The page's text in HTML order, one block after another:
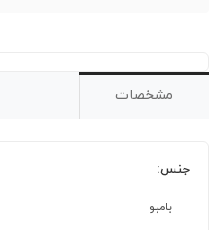
مشخصات
جنس:
بامبو